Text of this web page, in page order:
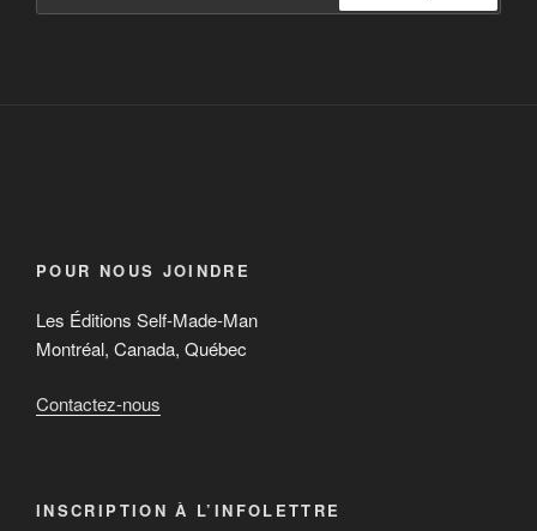
POUR NOUS JOINDRE
Les Éditions Self-Made-Man
Montréal, Canada, Québec
Contactez-nous
INSCRIPTION À L’INFOLETTRE